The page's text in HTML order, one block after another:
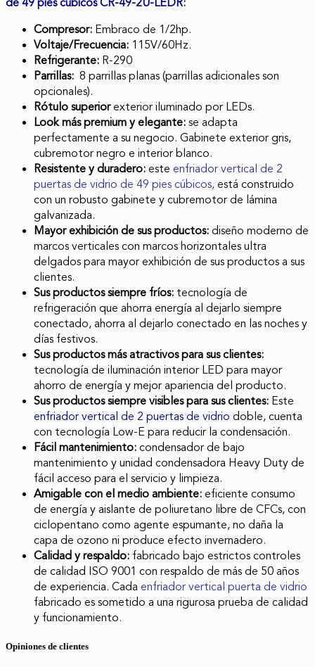
Compresor: Embraco de 1/2hp.
Voltaje/Frecuencia: 115V/60Hz.
Refrigerante: R-290
Parrillas: 8 parrillas planas (parrillas adicionales son
opcionales).
Rótulo superiorexterior iluminado por LEDs.
Look más premium y elegante:se adapta
perfectamente a su negocio. Gabinete exterior gris,
cubremotor negro e interior blanco.
Resistente y duradero:este enfriador vertical de 2
puertas de vidrio de 49 pies cúbicos,está construido
con un robusto gabinete y cubremotor de lámina
galvanizada.
Mayor exhibición de sus productos:diseño moderno de
marcos verticales con marcos horizontales ultra
delgados para mayor exhibición de sus productos a sus
clientes.
Sus productos siempre fríos: tecnología de
refrigeración que ahorra energía al dejarlo siempre
conectado, ahorra al dejarlo conectado en las noches y
días festivos.
Sus productos más atractivos para sus clientes:
tecnología de iluminación interior LED para mayor
ahorro de energía y mejor apariencia del producto.
Sus productos siempre visibles para sus clientes: Este
enfriador vertical de 2 puertas de vidrio doble, cuenta
con tecnología Low-E para reducir la condensación.
Fácil mantenimiento:condensador de bajo
mantenimiento y unidad condensadora Heavy Duty de
fácil acceso para el servicio y limpieza.
Amigable con el medio ambiente:eficiente consumo
de energía y aislante de poliuretano libre de CFCs, con
ciclopentano como agente espumante, no daña la
capa de ozono ni produce efecto invernadero.
Calidad y respaldo: fabricado bajo estrictos controles
de calidad ISO 9001 con respaldo de más de 50 años
de experiencia. Cada enfriador vertical puerta de vidrio
fabricado es sometido a una rigurosa prueba de calidad
y funcionamiento.
Opiniones de clientes